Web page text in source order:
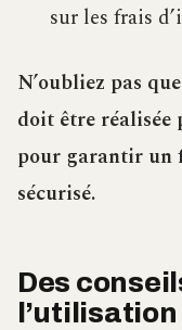
sur les frais
N’oubliez pas
doit être
pour garantir un
sécurisé.
Des